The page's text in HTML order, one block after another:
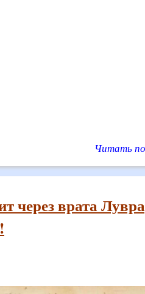
Читать
через врата